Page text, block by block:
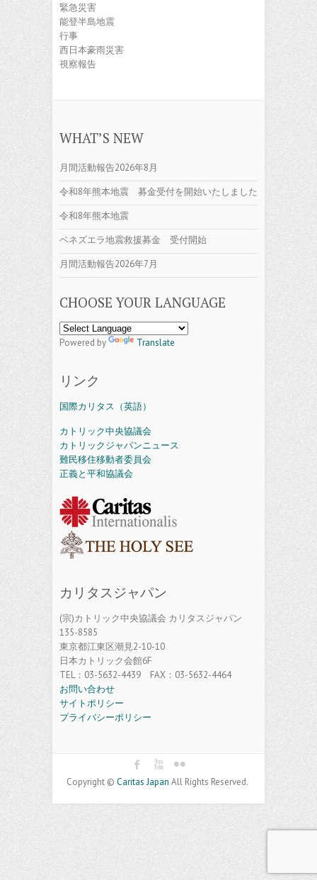
緊急災害
能登半島地震
行事
西日本豪雨災害
視察報告
WHAT’S NEW
月間活動報告2026年8月
令和8年熊本地震 募金受付を開始いたしました
令和8年熊本地震
ベネズエラ地震救援募金 受付開始
月間活動報告2026年7月
CHOOSE YOUR LANGUAGE
Powered by Translate
リンク
国際カリタス（英語）
カトリック中央協議会
カトリックジャパンニュース
難民移住移動者委員会
正義と平和協議会
カリタスジャパン
(宗)カトリック中央協議会 カリタスジャパン
135-8585
東京都江東区潮見2-10-10
日本カトリック会館6F
TEL：03-5632-4439 FAX：03-5632-4464
お問い合わせ
サイトポリシー
プライバシーポリシー
Copyright © Caritas Japan All Rights Reserved.